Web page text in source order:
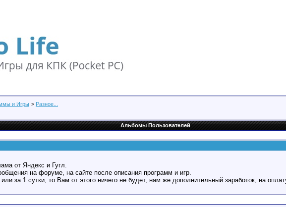
и Игры > Разное...
Альбомы Пользователей
от Яндекс и Гугл.
на форуме, на сайте после описания программ и игр.
за 1 сутки, то Вам от этого ничего не будет, нам же дополнительный заработок, на